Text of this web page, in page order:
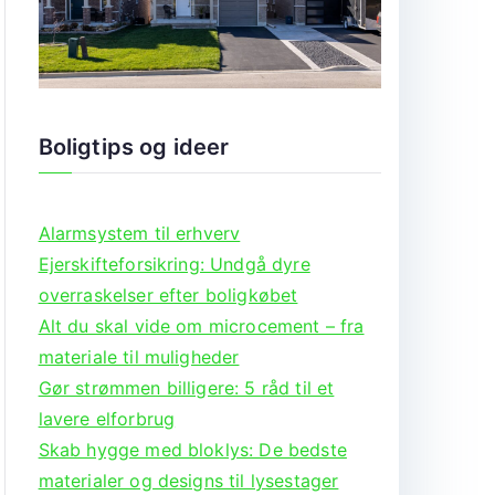
Boligtips og ideer
Alarmsystem til erhverv
Ejerskifteforsikring: Undgå dyre
overraskelser efter boligkøbet
Alt du skal vide om microcement – fra
materiale til muligheder
Gør strømmen billigere: 5 råd til et
lavere elforbrug
Skab hygge med bloklys: De bedste
materialer og designs til lysestager